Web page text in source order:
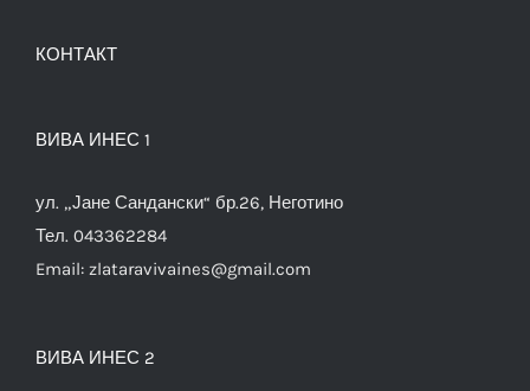
КОНТАКТ
ВИВА ИНЕС 1
ул. „Јане Сандански“ бр.26, Неготино
Тел. 043362284
Email: zlataravivaines@gmail.com
ВИВА ИНЕС 2